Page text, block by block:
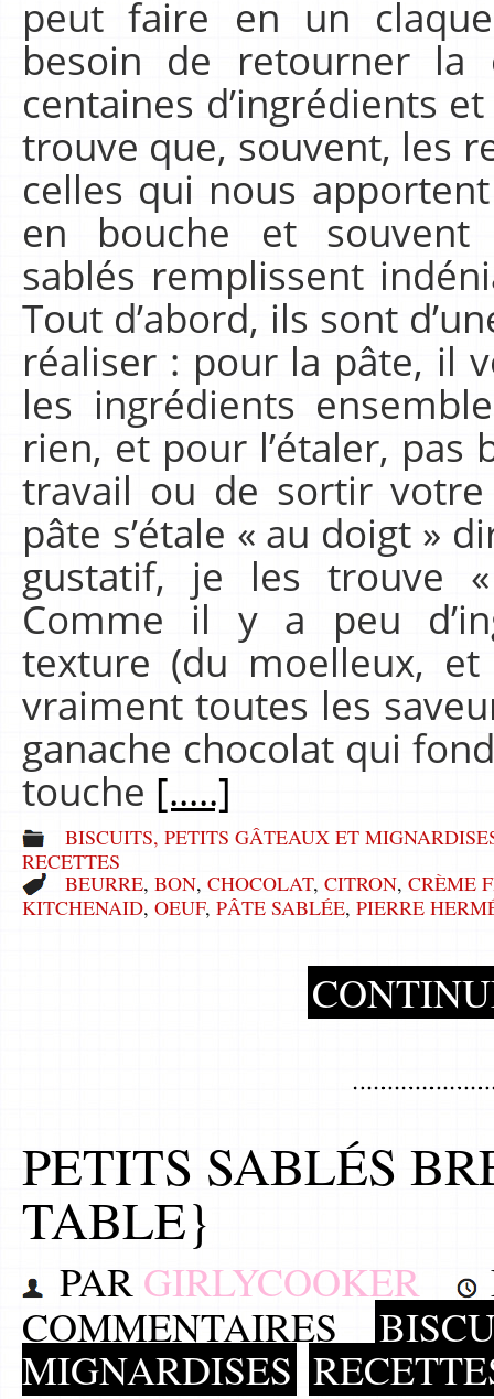
peut faire en un
besoin de retourner la
centaines d’ingrédients
trouve que, souvent, les
celles qui nous
en bouche et souvent
sablés remplissent
Tout d’abord, ils sont
réaliser : pour la pâte, il
les ingrédients
rien, et pour l’étaler,
travail ou de sortir
pâte s’étale « au doigt »
gustatif, je les trouve
Comme il y a peu
texture (du moelleux,
vraiment toutes les
ganache chocolat qui
touche [.....]
BISCUITS, PETITS GÂTEAUX ET
RECETTES
BEURRE, BON, CHOCOLAT, CITRON, CRÈME
KITCHENAID, OEUF, PÂTE SABLÉE, PIERRE
PETITS SABLÉS
TABLE}
PAR GIRLYCOOKER
COMMENTAIRES
MIGNARDISES